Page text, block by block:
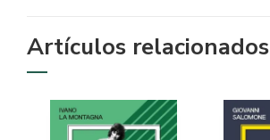
Artículos relacionados